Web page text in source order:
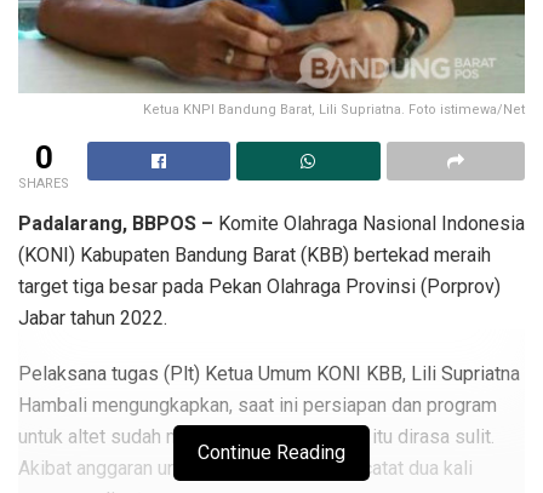
Ketua KNPI Bandung Barat, Lili Supriatna. Foto istimewa/Net
0
SHARES
Padalarang, BBPOS – Komite Olahraga Nasional Indonesia
(KONI) Kabupaten Bandung Barat (KBB) bertekad meraih
target tiga besar pada Pekan Olahraga Provinsi (Porprov)
Jabar tahun 2022.
Pelaksana tugas (Plt) Ketua Umum KONI KBB, Lili Supriatna
Hambali mengungkapkan, saat ini persiapan dan program
untuk altet sudah mumpuni. Namun, raihan itu dirasa sulit.
Akibat anggaran untuk KONI dikepras, tercatat dua kali
Continue Reading